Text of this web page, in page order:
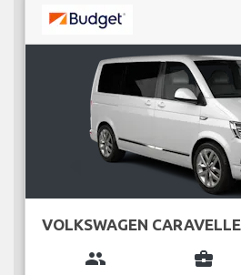
VOLKSWAGEN CARAVELLE
group business_center